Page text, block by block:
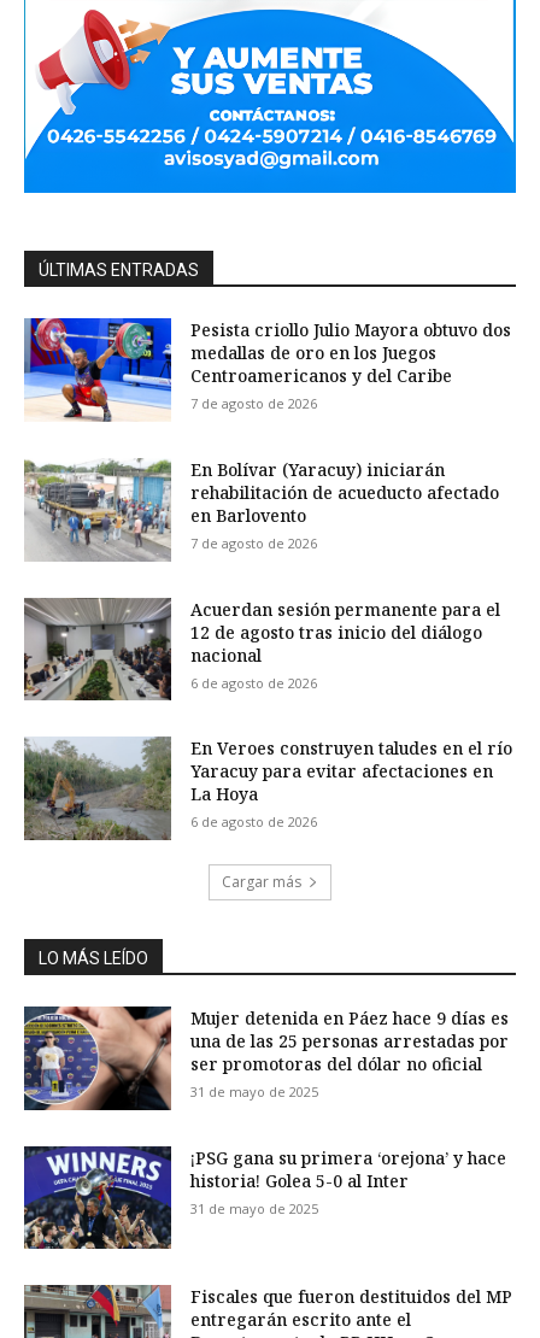
ÚLTIMAS ENTRADAS
Pesista criollo Julio Mayora obtuvo dos
medallas de oro en los Juegos
Centroamericanos y del Caribe
7 de agosto de 2026
En Bolívar (Yaracuy) iniciarán
rehabilitación de acueducto afectado
en Barlovento
7 de agosto de 2026
Acuerdan sesión permanente para el
12 de agosto tras inicio del diálogo
nacional
6 de agosto de 2026
En Veroes construyen taludes en el río
Yaracuy para evitar afectaciones en
La Hoya
6 de agosto de 2026
Cargar más
LO MÁS LEÍDO
Mujer detenida en Páez hace 9 días es
una de las 25 personas arrestadas por
ser promotoras del dólar no oficial
31 de mayo de 2025
¡PSG gana su primera ‘orejona’ y hace
historia! Golea 5-0 al Inter
31 de mayo de 2025
Fiscales que fueron destituidos del MP
entregarán escrito ante el